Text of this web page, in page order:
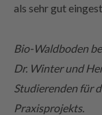
als sehr gut
Bio-Waldboden
Dr. Winter und
Studierenden für
Praxisprojekts.